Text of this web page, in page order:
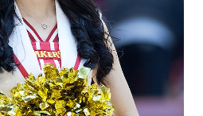
니가 가라~ 6강 플에이 오프...ㅋ
2012. toodur2 All pictures